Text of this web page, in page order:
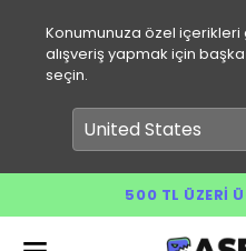
Konumunuza özel
alışveriş yapmak için
seçin.
500 TL ÜZERI